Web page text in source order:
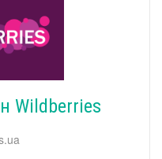
Wildberries